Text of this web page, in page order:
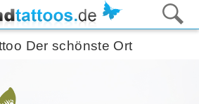
Der schönste Ort